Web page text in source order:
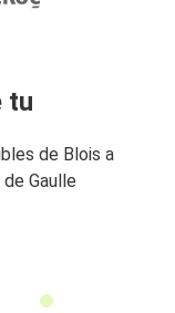
tu
de Blois a
Gaulle